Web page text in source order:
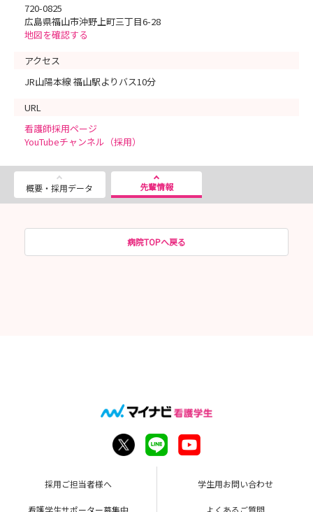
720-0825
広島県福山市沖野上町三丁目6-28
地図を確認する
アクセス
JR山陽本線 福山駅よりバス10分
URL
看護師採用ページ
YouTubeチャンネル（採用）
概要・採用データ 先輩情報
病院TOPへ戻る
採用ご担当者様へ 学生用お問い合わせ
看護学生サポーター募集中 よくあるご質問